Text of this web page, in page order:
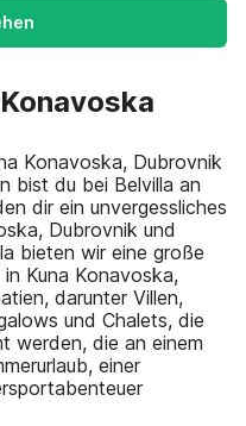
Konavoska, Dubrovnik
bist du bei Belvilla an
dir ein unvergessliches
Dubrovnik und
bieten wir eine große
Kuna Konavoska,
darunter Villen,
und Chalets, die
werden, die an einem
einer